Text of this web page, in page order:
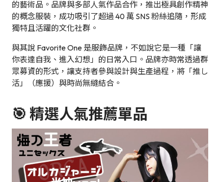
的藝術品。品牌與多部人氣作品合作，推出極具創作精神
的概念服裝，成功吸引了超過 40 萬 SNS 粉絲追隨，形成
獨特且活躍的文化社群。
與其說 Favorite One 是服飾品牌，不如說它是一種「讓
你表達自我、進入幻想」的日常入口。品牌亦時常透過群
眾募資的形式，讓支持者參與設計與生產過程，將「推し
活」（應援）與時尚無縫結合。
🎯 精選人氣推薦單品